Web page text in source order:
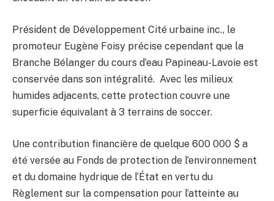
Président de Développement Cité urbaine inc., le
promoteur Eugène Foisy précise cependant que la
Branche Bélanger du cours d’eau Papineau-Lavoie est
conservée dans son intégralité. Avec les milieux
humides adjacents, cette protection couvre une
superficie équivalant à 3 terrains de soccer.
Une contribution financière de quelque 600 000 $ a
été versée au Fonds de protection de l’environnement
et du domaine hydrique de l’État en vertu du
Règlement sur la compensation pour l’atteinte au